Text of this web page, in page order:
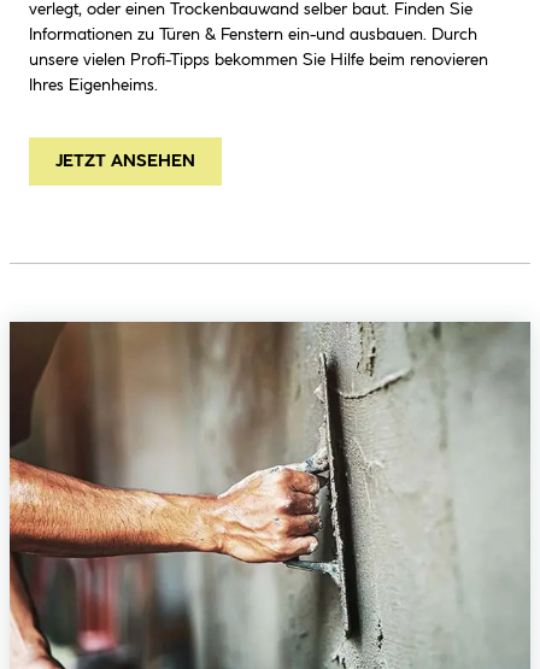
verlegt, oder einen Trockenbauwand selber baut. Finden Sie
Informationen zu Türen & Fenstern ein-und ausbauen. Durch
unsere vielen Profi-Tipps bekommen Sie Hilfe beim renovieren
Ihres Eigenheims.
JETZT ANSEHEN